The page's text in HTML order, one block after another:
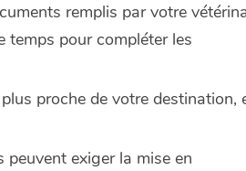
remplis par votre
temps pour compléter les
proche de votre destination,
exiger la mise en